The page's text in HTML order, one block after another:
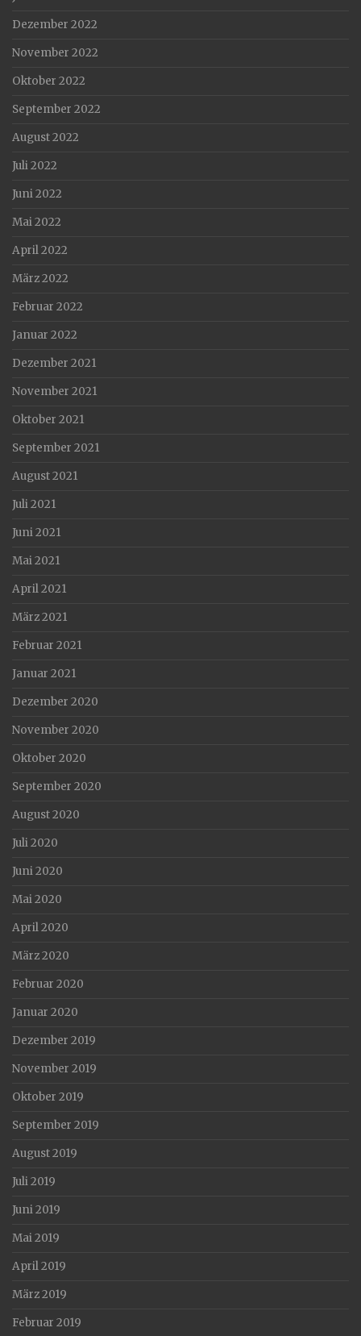
Dezember 2022
November 2022
Oktober 2022
September 2022
August 2022
Juli 2022
Juni 2022
Mai 2022
April 2022
März 2022
Februar 2022
Januar 2022
Dezember 2021
November 2021
Oktober 2021
September 2021
August 2021
Juli 2021
Juni 2021
Mai 2021
April 2021
März 2021
Februar 2021
Januar 2021
Dezember 2020
November 2020
Oktober 2020
September 2020
August 2020
Juli 2020
Juni 2020
Mai 2020
April 2020
März 2020
Februar 2020
Januar 2020
Dezember 2019
November 2019
Oktober 2019
September 2019
August 2019
Juli 2019
Juni 2019
Mai 2019
April 2019
März 2019
Februar 2019